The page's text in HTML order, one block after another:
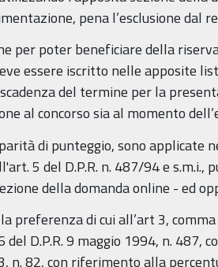
pena l’esclusione dal
per poter beneficiare della
essere iscritto nelle apposite
del termine per la
al concorso sia al momento
di punteggio, sono applicate
5 del D.P.R. n. 487/94 e s.m.i.,
della domanda online - ed
preferenza di cui all’art 3,
del D.P.R. 9 maggio 1994, n. 487,
n. 82, con riferimento alla